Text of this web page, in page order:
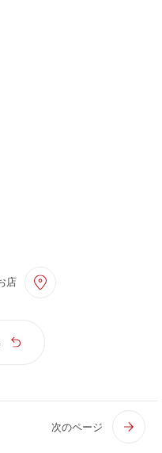
店
次のページ